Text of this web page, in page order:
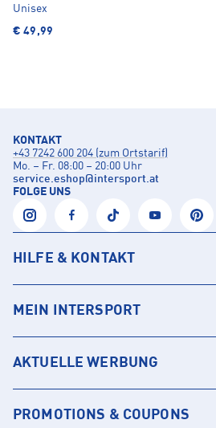
Unisex
€ 49,99
KONTAKT
+43 7242 600 204 (zum Ortstarif)
Mo. – Fr. 08:00 – 20:00 Uhr
service.eshop@intersport.at
FOLGE UNS
HILFE & KONTAKT
MEIN INTERSPORT
AKTUELLE WERBUNG
PROMOTIONS & COUPONS